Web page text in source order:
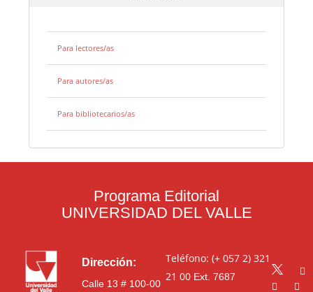
Para lectores/as
Para autores/as
Para bibliotecarios/as
Programa Editorial
UNIVERSIDAD DEL VALLE
Dirección:
Calle 13 # 100-00
Teléfono: (+ 057 2) 321
21 00Ext. 7687